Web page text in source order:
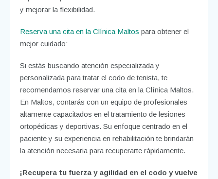
y mejorar la flexibilidad.
Reserva una cita en la Clínica Maltos para obtener el
mejor cuidado:
Si estás buscando atención especializada y
personalizada para tratar el codo de tenista, te
recomendamos reservar una cita en la Clínica Maltos.
En Maltos, contarás con un equipo de profesionales
altamente capacitados en el tratamiento de lesiones
ortopédicas y deportivas. Su enfoque centrado en el
paciente y su experiencia en rehabilitación te brindarán
la atención necesaria para recuperarte rápidamente.
¡Recupera tu fuerza y agilidad en el codo y vuelve